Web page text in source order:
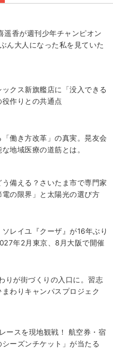
遥香が週刊少年チャンピオン
ん大人になった私を見ていた
クス新旗艦店に「没入できる
作りとの共通点
働き方改革」の真実。晃友会
地域医療の道筋とは。
備える？さいたま市で専門家
の限界」と太陽光の選び方
レイユ『クーザ』が16年ぶり
年2月東京、8月大阪で開催
りが街づくりの入口に。習志
わりキャンパスプロジェク
ースを現地観戦！ 航空券・宿
ーズンチケット」が当たる